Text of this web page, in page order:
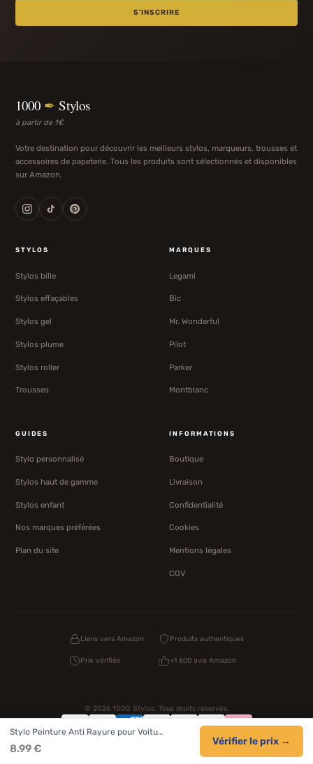
S'INSCRIRE
1000 ✒ Stylos
à partir de 1€
Votre destination pour découvrir les meilleurs stylos, marqueurs, trousses et
accessoires de papeterie. Tous les produits sont sélectionnés et disponibles
sur Amazon.
STYLOS
Stylos bille
Stylos effaçables
Stylos gel
Stylos plume
Stylos roller
Trousses
MARQUES
Legami
Bic
Mr. Wonderful
Pilot
Parker
Montblanc
GUIDES
Stylo personnalisé
Stylos haut de gamme
Stylos enfant
Nos marques préférées
Plan du site
INFORMATIONS
Boutique
Livraison
Confidentialité
Cookies
Mentions légales
CGV
Liens vers Amazon Produits authentiques
Prix vérifiés +1 600 avis Amazon
© 2026 1000 Stylos. Tous droits réservés.
Confidentialité Cookies
Stylo Peinture Anti Rayure pour Voitu…
8.99 €
Vérifier le prix →